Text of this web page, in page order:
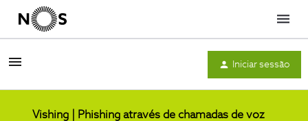
Menu
Iniciar sessão
Vishing | Phishing através de chamadas de voz